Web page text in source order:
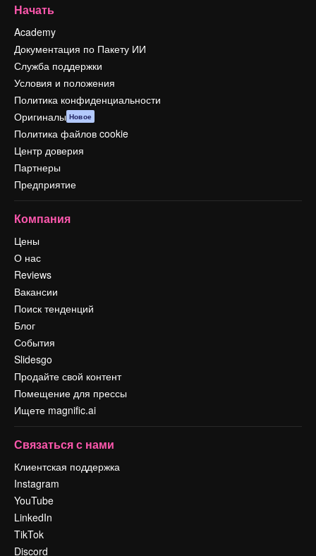
Начать
Academy
Документация по Пакету ИИ
Служба поддержки
Условия и положения
Политика конфиденциальности
Оригиналы Новое
Политика файлов cookie
Центр доверия
Партнеры
Предприятие
Компания
Цены
О нас
Reviews
Вакансии
Поиск тенденций
Блог
События
Slidesgo
Продайте свой контент
Помещение для прессы
Ищете magnific.ai
Связаться с нами
Клиентская поддержка
Instagram
YouTube
LinkedIn
TikTok
Discord